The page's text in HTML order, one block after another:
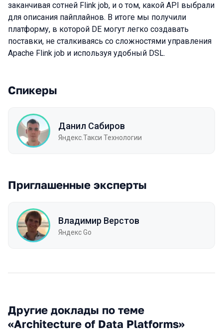
заканчивая сотней Flink job, и о том, какой API выбрали
для описания пайплайнов. В итоге мы получили
платформу, в которой DE могут легко создавать
поставки, не сталкиваясь со сложностями управления
Apache Flink job и используя удобный DSL.
Спикеры
Данил Сабиров
Яндекс.Такси Технологии
Приглашенные эксперты
Владимир Верстов
Яндекс Go
Другие доклады по теме
«Architecture of Data Platforms»